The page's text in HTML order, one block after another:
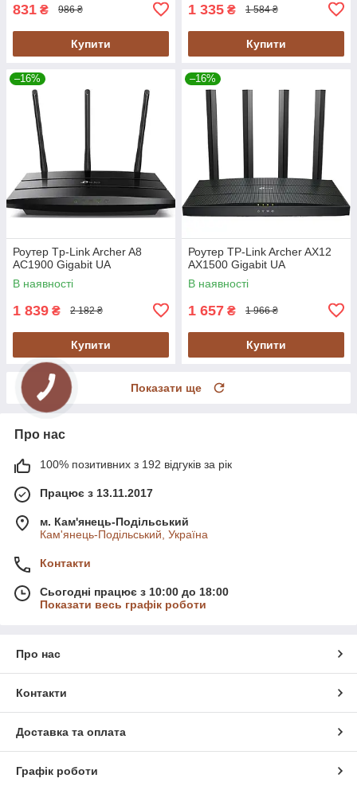
831 ₴ 986 ₴
Купити
1 335 ₴ 1 584 ₴
Купити
–16%
Роутер Tp-Link Archer A8
AC1900 Gigabit UA
В наявності
1 839 ₴ 2 182 ₴
Купити
–16%
Роутер TP-Link Archer AX12
AX1500 Gigabit UA
В наявності
1 657 ₴ 1 966 ₴
Купити
Показати ще
Про нас
100% позитивних з 192 відгуків за рік
Працює з 13.11.2017
м. Кам'янець-Подільський
Кам'янець-Подільський, Україна
Контакти
Сьогодні працює з 10:00 до 18:00
Показати весь графік роботи
Про нас
Контакти
Доставка та оплата
Графік роботи